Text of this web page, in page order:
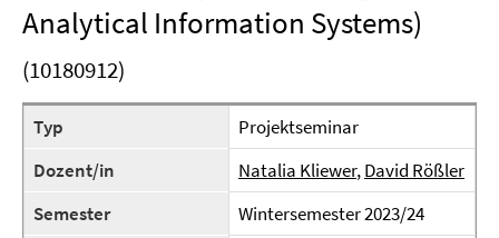
Analytical Information Systems)
(10180912)
Typ
Projektseminar
Dozent/in
Natalia Kliewer,David Rößler
Semester
Wintersemester 2023/24